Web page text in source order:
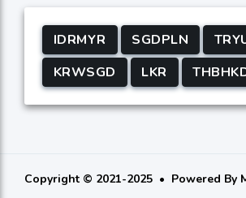
IDRMYR SGDPLN
KRWSGD
LKR
Copyright © 2021-2025 Powered By